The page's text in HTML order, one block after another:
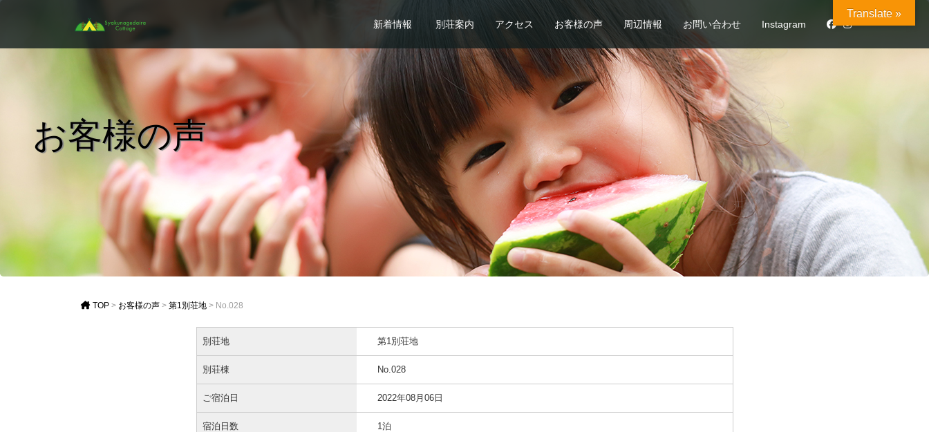
新着情報 別荘案内 アクセス お客様の声 周辺情報 お問い合わせ Instagram
お客様の声
TOP > お客様の声 > 第1別荘地 > No.028
別荘地 第1別荘地
別荘棟 No.028
ご宿泊日 2022年08月06日
宿泊日数 1泊
Translate »